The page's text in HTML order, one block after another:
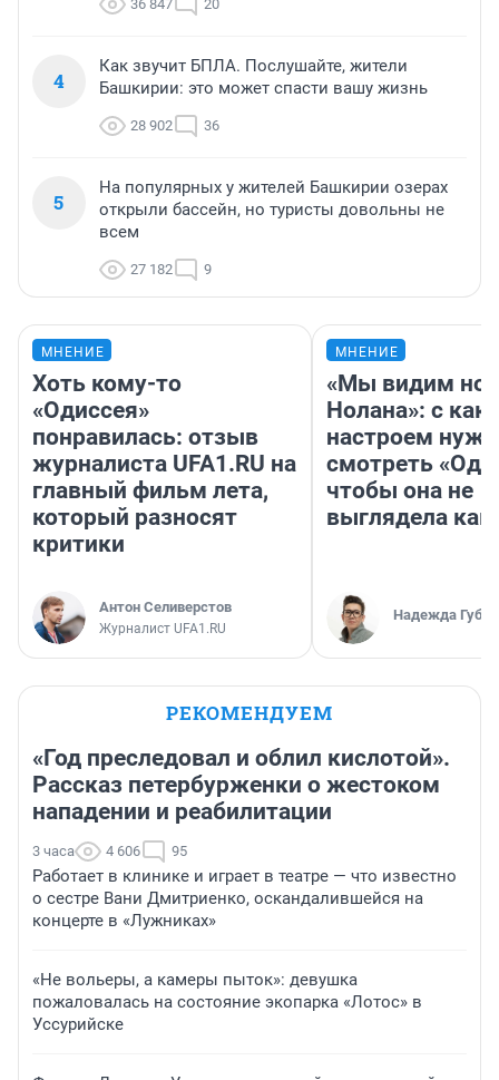
36 847 20
4
Как звучит БПЛА. Послушайте, жители
Башкирии: это может спасти вашу жизнь
28 902 36
5
На популярных у жителей Башкирии озерах
открыли бассейн, но туристы довольны не
всем
27 182 9
МНЕНИЕ
Хоть кому-то
«Одиссея»
понравилась: отзыв
журналиста UFA1.RU на
главный фильм лета,
который разносят
критики
Антон Селиверстов
Журналист UFA1.RU
МНЕНИЕ
«Мы видим
Нолана»: с
настроем
смотреть
чтобы она не
выглядела как
Надежда
РЕКОМЕНДУЕМ
«Год преследовал и облил кислотой».
Рассказ петербурженки о жестоком
нападении и реабилитации
3 часа 4 606 95
Работает в клинике и играет в театре — что известно
о сестре Вани Дмитриенко, оскандалившейся на
концерте в «Лужниках»
«Не вольеры, а камеры пыток»: девушка
пожаловалась на состояние экопарка «Лотос» в
Уссурийске